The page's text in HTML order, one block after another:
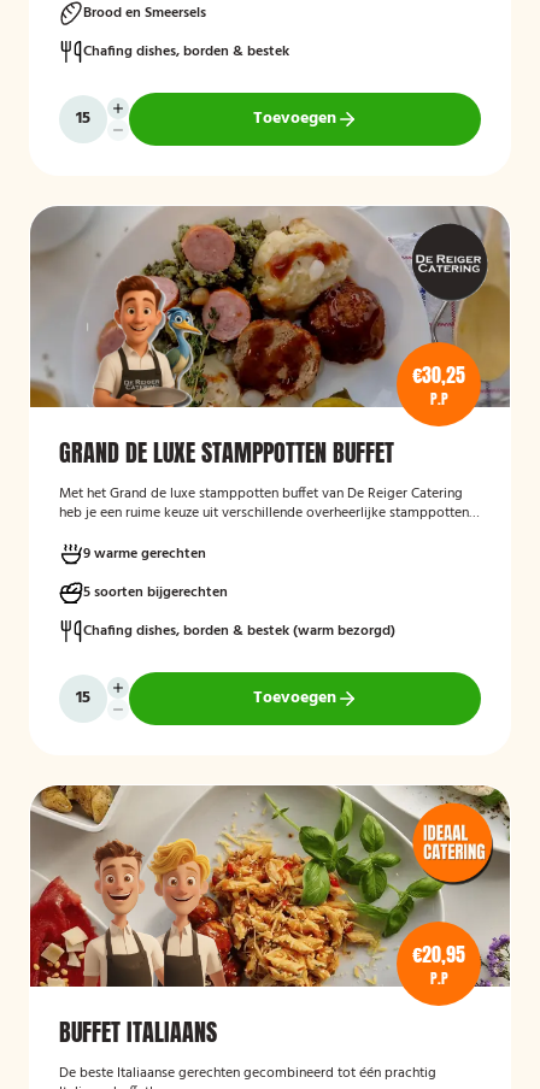
Brood en Smeersels
Chafing dishes, borden & bestek
Toevoegen
€30,25
P.P
GRAND DE LUXE STAMPPOTTEN BUFFET
Met het Grand de luxe stamppotten buffet van De Reiger Catering
heb je een ruime keuze uit verschillende overheerlijke stamppotten
9 warme gerechten
5 soorten bijgerechten
Chafing dishes, borden & bestek (warm bezorgd)
Toevoegen
€20,95
P.P
BUFFET ITALIAANS
De beste Italiaanse gerechten gecombineerd tot één prachtig